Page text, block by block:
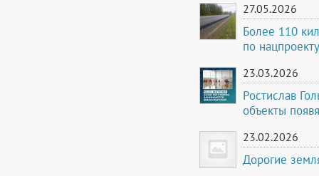
27.05.2026
Более 110
по
23.03.2026
Ростислав
объекты
23.02.2026
Дорогие